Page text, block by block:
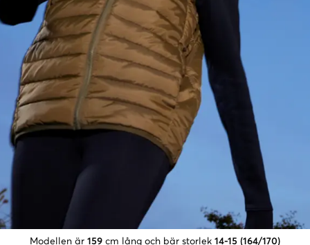
Modellen är 159 cm lång och bär storlek 14-15 (164/170)